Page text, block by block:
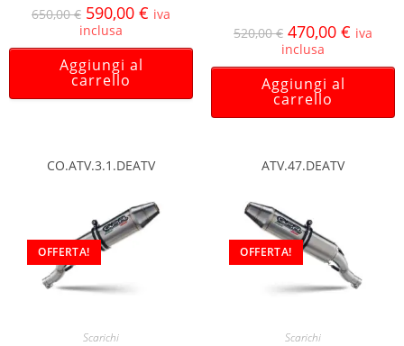
650,00€ 590,00 € iva
inclusa
Aggiungi al
carrello
520,00€ 470,00 € iva
inclusa
Aggiungi al
carrello
CO.ATV.3.1.DEATV
OFFERTA!
Scarichi
ATV.47.DEATV
OFFERTA!
Scarichi